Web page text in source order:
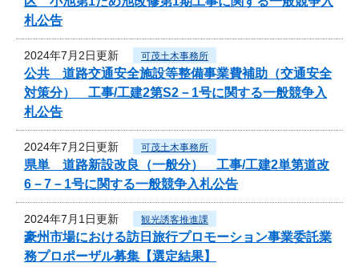
札公告
2024年7月2日更新 可茂土木事務所
公共 道路交通安全施設等整備事業費補助（交通安全
対策分） 工事/工建2第S2－1号に関する一般競争入
札公告
2024年7月2日更新 可茂土木事務所
県単 道路新設改良（一般分） 工事/工建2単第道改
6－7－1号に関する一般競争入札公告
2024年7月1日更新 観光誘客推進課
豪州市場における訪日旅行プロモーション事業委託業
務プロポーザル募集【選定結果】